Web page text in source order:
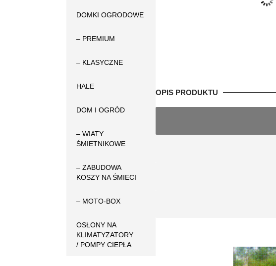
DOMKI OGRODOWE
– PREMIUM
– KLASYCZNE
HALE
DOM I OGRÓD
– WIATY
ŚMIETNIKOWE
– ZABUDOWA
KOSZY NA ŚMIECI
– MOTO-BOX
OSŁONY NA
KLIMATYZATORY
/ POMPY CIEPŁA
OPIS PRODUKTU